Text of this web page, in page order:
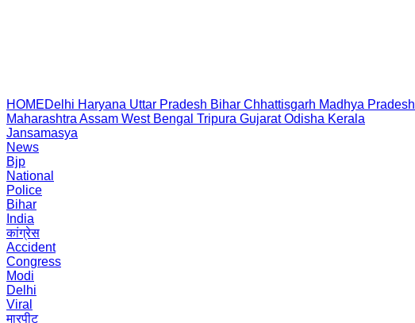
HOMEDelhi Haryana Uttar Pradesh Bihar Chhattisgarh Madhya Pradesh
Maharashtra Assam West Bengal Tripura Gujarat Odisha Kerala
Jansamasya
News
Bjp
National
Police
Bihar
India
कांग्रेस
Accident
Congress
Modi
Delhi
Viral
मारपीट